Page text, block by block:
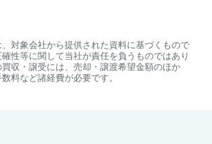
対象会社から提供された資料に基づくもので
性等に関して当社が責任を負うものではあり
収・譲受には、売却・譲渡希望金額のほか
料など諸経費が必要です。